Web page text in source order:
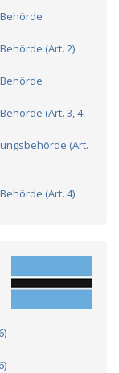
(Art. 2)
(Art. 3, 4,
(Art.
(Art. 4)